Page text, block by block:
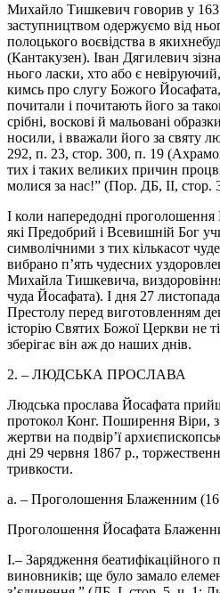
Михайло Тишкевич говорив у
заступництвом одержуємо від
полоцького воєвідства в
(Кантакузен). Іван Дягилевич
нього ласки, хто або є
кимсь про слугу Божого Йосафата,
почитали і почитають його за
срібні, воскові й мальовані
носили, і вважали його за святу
292, п. 23, стор. 300, п. 19
тих і таких великих причин
молися за нас!” (Пор. ДБ, II, стор.
І коли напередодні
які Предобрий і Всевишній Бог
символічними з тих кількасот
вибрано п’ять чудесних
Михайла Тишкевича,
чуда Йосафата). І дня 27
Престолу перед виготовленням
історію Святих Божої Церкви не
зберігає він аж до наших днів.
2. – ЛЮДСЬКА ПРОСЛАВА
Людська прослава Йосафата
протокол Конг. Поширення Віри, з
жертви на подвір’ї
дні 29 червня 1867 р.,
тривкости.
а. – Проголошення Блаженним
Проголошення Йосафата
І.– Зарядження
виновників; ще було замало